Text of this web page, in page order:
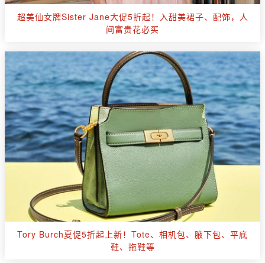
超美仙女牌Sister Jane大促5折起！入甜美裙子、配饰，人
间富贵花必买
Tory Burch夏促5折起上新！Tote、相机包、腋下包、平底
鞋、拖鞋等